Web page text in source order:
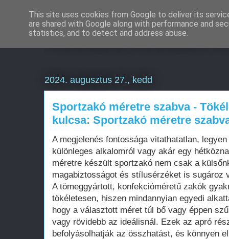
Weboldal készítés
2024. augusztus 27., kedd
Sportzakó méretre szabva -
kulcsa: Sportzakó méretre
A megjelenés fontossága vitathatatlan,
különleges alkalomról vagy akár egy
méretre készült sportzakó nem csak a
magabiztosságot és stílusérzéket is sugároz
A tömeggyártott, konfekcióméretű zakók
tökéletesen, hiszen mindannyian egyedi
hogy a választott méret túl bő vagy éppen
vagy rövidebb az ideálisnál. Ezek az apró
befolyásolhatják az összhatást, és könnyen
This site uses cookies from Google to deliver its
are shared with Google along with performance and
statistics, and to detect and address abuse.